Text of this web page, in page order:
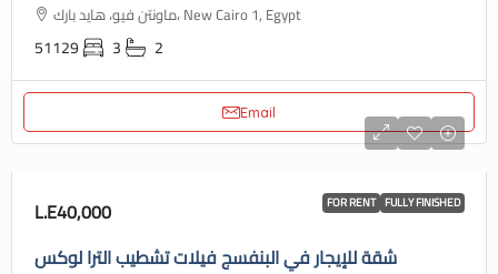
ماونتن فيو، هايد بارك، New Cairo 1, Egypt
51129 3 2
Email
FOR RENT FULLY FINISHED
L.E40,000
شقة للإيجار في البنفسج فيلات تشطيب الترا لوكس